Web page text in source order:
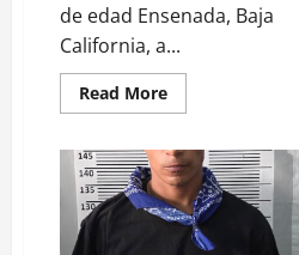
de edad Ensenada, Baja
California, a...
Read MoreRead
more
a
hombre
por
el
probable
delito